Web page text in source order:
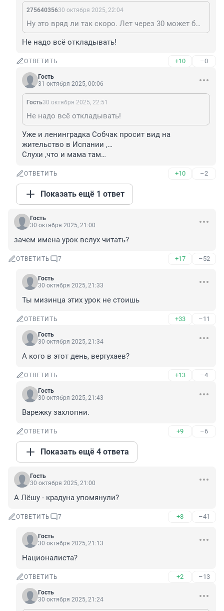
27564035630 октября 2025, 22:04
Ну это вряд ли так скоро. Лет через 30 может быть.
Не надо всё откладывать!
ОТВЕТИТЬ +10 –0
Гость
31 октября 2025, 00:06
Гость30 октября 2025, 22:51
Не надо всё откладывать!
Уже и ленинградка Собчак просит вид на
жительство в Испании ,…
Слухи ,что и мама там…
ОТВЕТИТЬ +10 –2
Показать ещё 1 ответ
Гость
30 октября 2025, 21:00
зачем имена урок вслух читать?
ОТВЕТИТЬ 7 +17 –52
Гость
30 октября 2025, 21:33
Ты мизинца этих урок не стоишь
ОТВЕТИТЬ +33 –11
Гость
30 октября 2025, 21:34
А кого в этот день, вертухаев?
ОТВЕТИТЬ +13 –4
Гость
30 октября 2025, 21:43
Варежку захлопни.
ОТВЕТИТЬ +9 –6
Показать ещё 4 ответа
Гость
30 октября 2025, 21:00
А Лёшу - крадуна упомянули?
ОТВЕТИТЬ 7 +8 –41
Гость
30 октября 2025, 21:13
Националиста?
ОТВЕТИТЬ +2 –13
Гость
30 октября 2025, 21:24